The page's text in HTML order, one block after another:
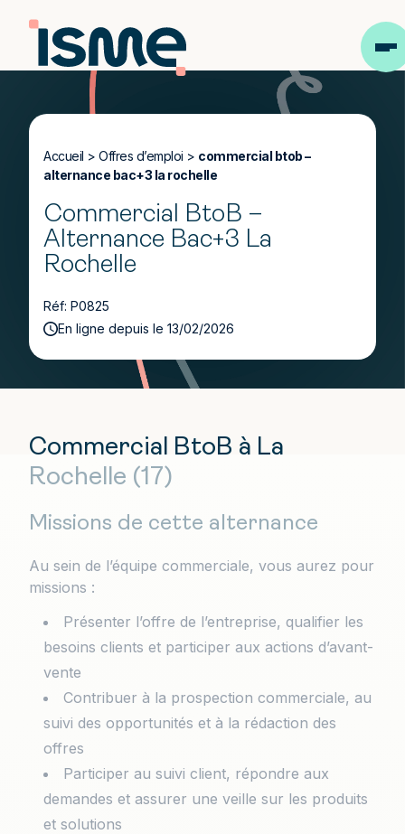
Accueil > Offres d’emploi > commercial btob –
alternance bac+3 la rochelle
Commercial BtoB –
Alternance Bac+3 La
Rochelle
Réf: P0825
En ligne depuis le 13/02/2026
Commercial BtoB à La
Rochelle (17)
Missions de cette alternance
Au sein de l’équipe commerciale, vous aurez pour
missions :
Présenter l’offre de l’entreprise, qualifier les
besoins clients et participer aux actions d’avant-
vente
Contribuer à la prospection commerciale, au
suivi des opportunités et à la rédaction des
offres
Participer au suivi client, répondre aux
demandes et assurer une veille sur les produits
et solutions